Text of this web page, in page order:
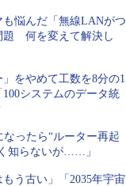
も悩んだ「無線LANがつ
題 何を変えて解決し
」をやめて工数を8分の1
システムのデータ統
ったら“ルーター再起
知らないが……」
もう古い」「2035年宇宙